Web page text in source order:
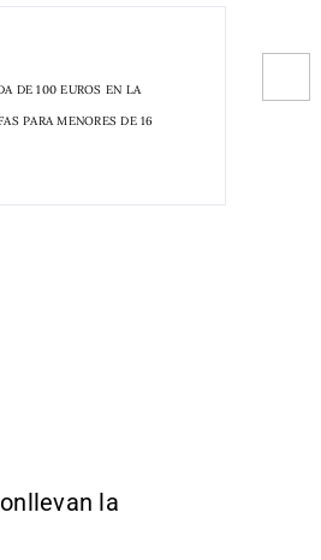
DE 100 EUROS EN LA
PARA MENORES DE 16
la